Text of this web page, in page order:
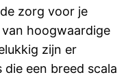
zorg voor je
hoogwaardige
zijn er
een breed scala